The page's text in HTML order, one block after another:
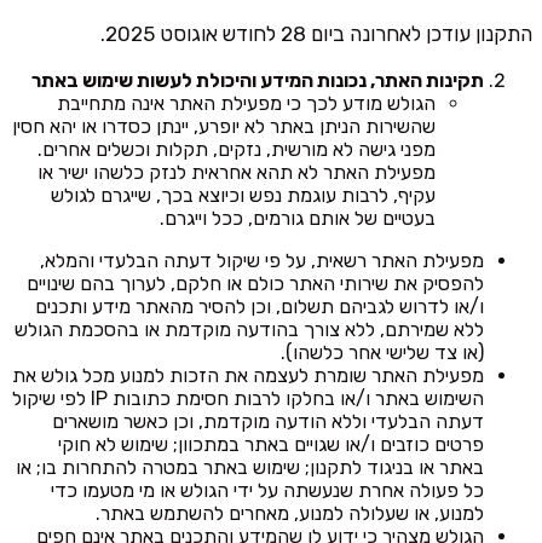
התקנון עודכן לאחרונה ביום 28 לחודש אוגוסט 2025.
תקינות האתר, נכונות המידע והיכולת לעשות שימוש באתר
הגולש מודע לכך כי מפעילת האתר אינה מתחייבת
שהשירות הניתן באתר לא יופרע, יינתן כסדרו או יהא חסין
מפני גישה לא מורשית, נזקים, תקלות וכשלים אחרים.
מפעילת האתר לא תהא אחראית לנזק כלשהו ישיר או
עקיף, לרבות עוגמת נפש וכיוצא בכך, שייגרם לגולש
בעטיים של אותם גורמים, ככל וייגרם.
מפעילת האתר רשאית, על פי שיקול דעתה הבלעדי והמלא,
להפסיק את שירותי האתר כולם או חלקם, לערוך בהם שינויים
ו/או לדרוש לגביהם תשלום, וכן להסיר מהאתר מידע ותכנים
ללא שמירתם, ללא צורך בהודעה מוקדמת או בהסכמת הגולש
(או צד שלישי אחר כלשהו).
מפעילת האתר שומרת לעצמה את הזכות למנוע מכל גולש את
השימוש באתר ו/או בחלקו לרבות חסימת כתובות IP לפי שיקול
דעתה הבלעדי וללא הודעה מוקדמת, וכן כאשר מושארים
פרטים כוזבים ו/או שגויים באתר במתכוון; שימוש לא חוקי
באתר או בניגוד לתקנון; שימוש באתר במטרה להתחרות בו; או
כל פעולה אחרת שנעשתה על ידי הגולש או מי מטעמו כדי
למנוע, או שעלולה למנוע, מאחרים להשתמש באתר.
הגולש מצהיר כי ידוע לו שהמידע והתכנים באתר אינם חפים